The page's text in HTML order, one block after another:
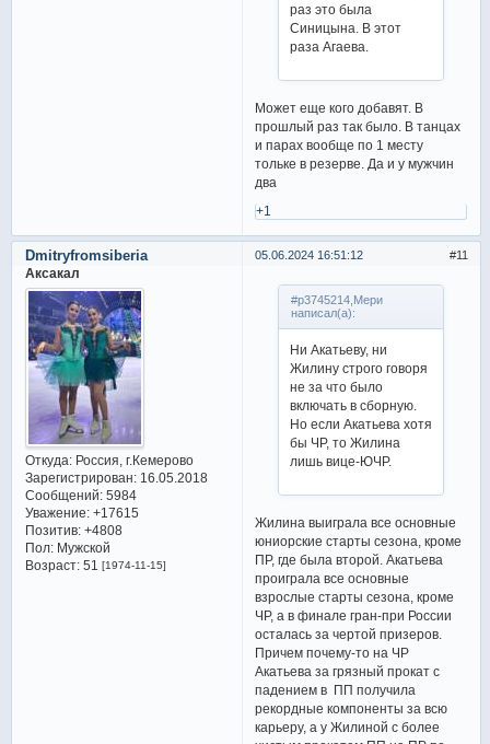
раз это была
Синицына. В этот
раза Агаева.
Может еще кого добавят. В
прошлый раз так было. В танцах
и парах вообще по 1 месту
тольке в резерве. Да и у мужчин
два
+1
11
05.06.2024 16:51:12
Dmitryfromsiberia
Аксакал
Откуда:Россия, г.Кемерово
Зарегистрирован: 16.05.2018
Сообщений:5984
Уважение: +17615
Позитив: +4808
Пол:Мужской
Возраст:51 [1974-11-15]
#p3745214,Мери
написал(а):
Ни Акатьеву, ни
Жилину строго говоря
не за что было
включать в сборную.
Но если Акатьева хотя
бы ЧР, то Жилина
лишь вице-ЮЧР.
Жилина выиграла все основные
юниорские старты сезона, кроме
ПР, где была второй. Акатьева
проиграла все основные
взрослые старты сезона, кроме
ЧР, а в финале гран-при России
осталась за чертой призеров.
Причем почему-то на ЧР
Акатьева за грязный прокат с
падением в ПП получила
рекордные компоненты за всю
карьеру, а у Жилиной с более